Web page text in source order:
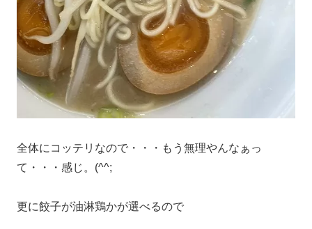
全体にコッテリなので・・・もう無理やんなぁっ
て・・・感じ。(^^;
更に餃子が油淋鶏かが選べるので